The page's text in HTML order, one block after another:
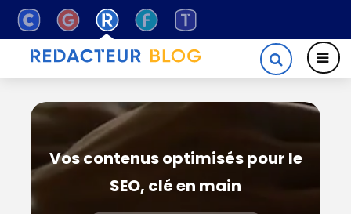
Vos contenus optimisés pour le
SEO, clé en main